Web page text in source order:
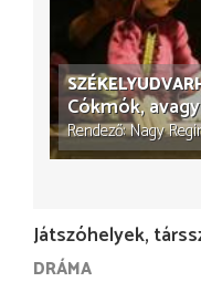
Rendező Nagy
Játszóhelyek,
DRÁMA